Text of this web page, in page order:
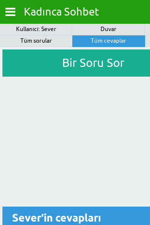
Kadınca Sohbet
Kullanıcı: Sever Duvar
Tüm sorular
Tüm cevaplar
Bir Soru Sor
Sever'in cevapları